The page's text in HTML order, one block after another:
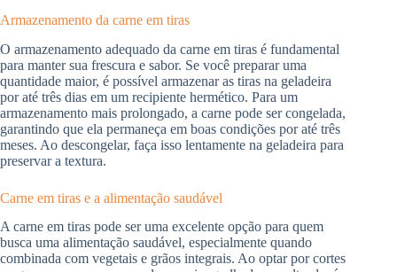
Armazenamento da carne em tiras
O armazenamento adequado da carne em tiras é fundamental
para manter sua frescura e sabor. Se você preparar uma
quantidade maior, é possível armazenar as tiras na geladeira
por até três dias em um recipiente hermético. Para um
armazenamento mais prolongado, a carne pode ser congelada,
garantindo que ela permaneça em boas condições por até três
meses. Ao descongelar, faça isso lentamente na geladeira para
preservar a textura.
Carne em tiras e a alimentação saudável
A carne em tiras pode ser uma excelente opção para quem
busca uma alimentação saudável, especialmente quando
combinada com vegetais e grãos integrais. Ao optar por cortes